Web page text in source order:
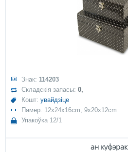
Знак: 114203
Складскія запасы:0,
Кошт:увайдзіце
Памер: 12x24x16cm, 9x20x12cm
Упакоўка 12/1
ан куфэрак